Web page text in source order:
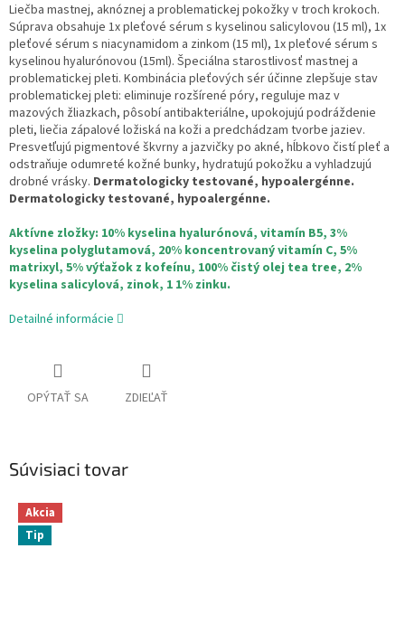
Liečba mastnej, aknóznej a problematickej pokožky v troch krokoch.
Súprava obsahuje 1x pleťové sérum s kyselinou salicylovou (15 ml), 1x
pleťové sérum s niacynamidom a zinkom (15 ml), 1x pleťové sérum s
kyselinou hyalurónovou (15ml). Špeciálna starostlivosť mastnej a
problematickej pleti. Kombinácia pleťových sér účinne zlepšuje stav
problematickej pleti: eliminuje rozšírené póry, reguluje maz v
mazových žliazkach, pôsobí antibakteriálne, upokojujú podráždenie
pleti, liečia zápalové ložiská na koži a predchádzam tvorbe jaziev.
Presvetľujú pigmentové škvrny a jazvičky po akné, hĺbkovo čistí pleť a
odstraňuje odumreté kožné bunky, hydratujú pokožku a vyhladzujú
drobné vrásky. Dermatologicky testované, hypoalergénne.
Dermatologicky testované, hypoalergénne.
Aktívne zložky: 10% kyselina hyalurónová, vitamín B5, 3%
kyselina polyglutamová, 20% koncentrovaný vitamín C, 5%
matrixyl, 5% výťažok z kofeínu, 100% čistý olej tea tree, 2%
kyselina salicylová, zinok, 1 1% zinku.
Detailné informácie
OPÝTAŤ SA ZDIEĽAŤ
Súvisiaci tovar
Akcia
Tip